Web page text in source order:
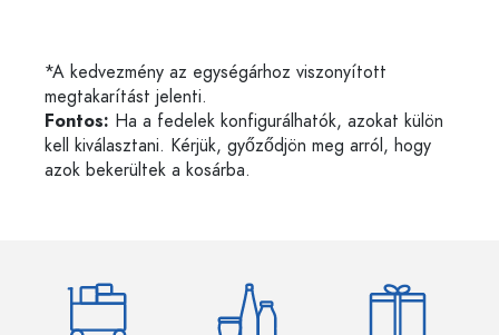
*A kedvezmény az egységárhoz viszonyított
megtakarítást jelenti.
Fontos: Ha a fedelek konfigurálhatók, azokat külön
kell kiválasztani. Kérjük, győződjön meg arról, hogy
azok bekerültek a kosárba.